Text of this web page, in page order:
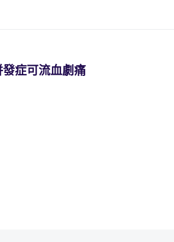
症可流血劇痛